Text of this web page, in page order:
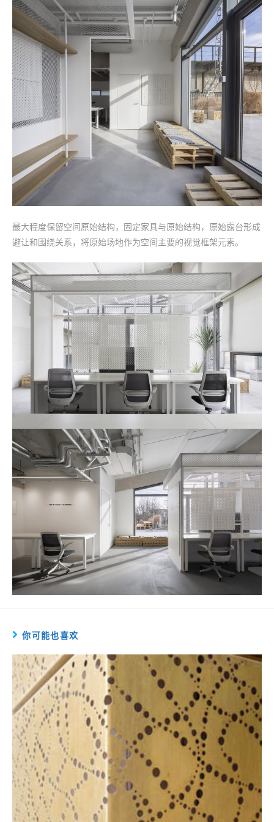
最大程度保留空间原始结构，固定家具与原始结构，原始露台形成
避让和围绕关系，将原始场地作为空间主要的视觉框架元素。
你可能也喜欢